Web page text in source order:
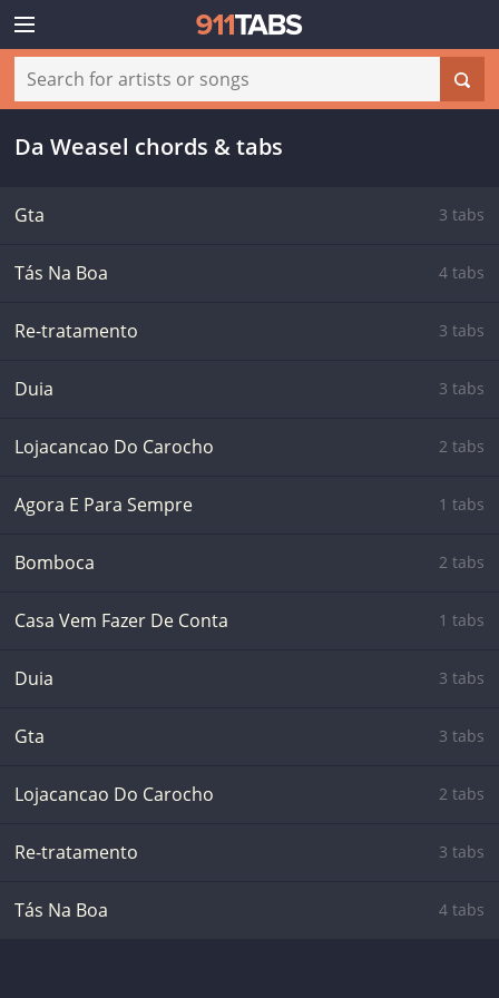
Da Weasel chords & tabs
Gta 3 tabs
Tás Na Boa 4 tabs
Re-tratamento 3 tabs
Duia 3 tabs
Lojacancao Do Carocho 2 tabs
Agora E Para Sempre 1 tabs
Bomboca 2 tabs
Casa Vem Fazer De Conta 1 tabs
Duia 3 tabs
Gta 3 tabs
Lojacancao Do Carocho 2 tabs
Re-tratamento 3 tabs
Tás Na Boa 4 tabs